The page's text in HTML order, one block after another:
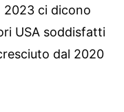
2023 ci dicono
USA soddisfatti
dal 2020